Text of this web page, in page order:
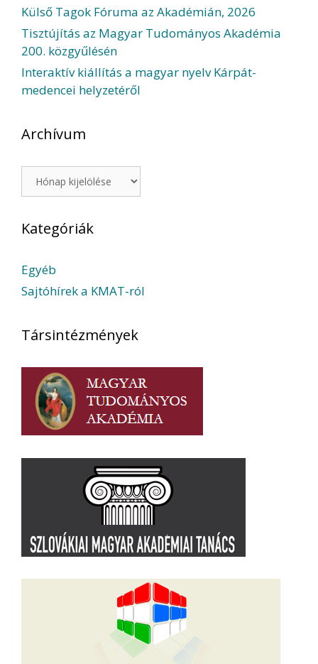
Külső Tagok Fóruma az Akadémián, 2026
Tisztújítás az Magyar Tudományos Akadémia
200. közgyűlésén
Interaktív kiállítás a magyar nyelv Kárpát-
medencei helyzetéről
Archívum
Archívum
Kategóriák
Egyéb
Sajtóhírek a KMAT-ról
Társintézmények